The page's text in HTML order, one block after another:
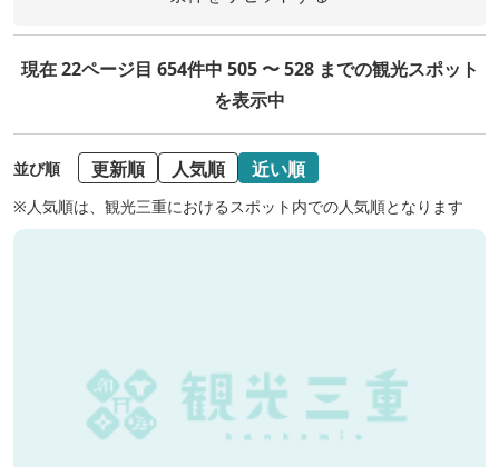
現在 22ページ目 654件中 505 〜 528 までの観光スポット
を表示中
並び順 更新順 人気順 近い順
※人気順は、観光三重におけるスポット内での人気順となります